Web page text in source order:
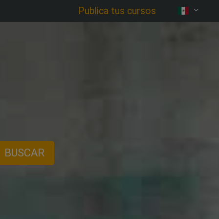
Publica tus cursos
BUSCAR